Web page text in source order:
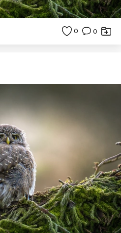
0 0